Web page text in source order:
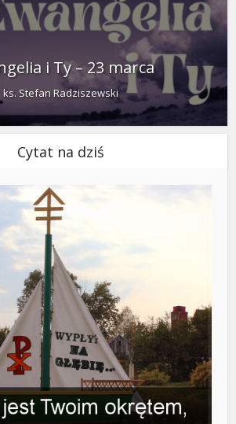
i Ty – 23 marca
ks. Stefan Radziszewski
Cytat na dziś